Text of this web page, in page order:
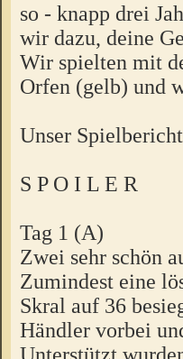
so - knapp drei
wir dazu, deine
Wir spielten mit
Orfen (gelb) und
Unser
S P O I L E R
Tag 1 (A)
Zwei sehr schön
Zumindest eine
Skral auf 36
Händler vorbei
Unterstützt